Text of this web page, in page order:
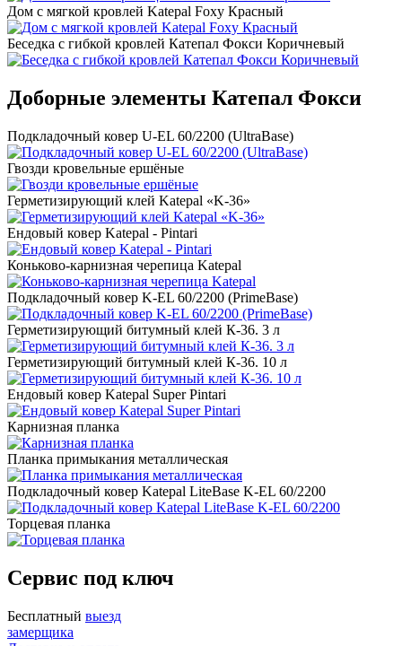
Дом с мягкой кровлей Katepal Foxy Красный
Беседка с гибкой кровлей Катепал Фокси Коричневый
Доборные элементы Катепал Фокси
Подкладочный ковер U-EL 60/2200 (UltraBase)
Гвозди кровельные ершёные
Герметизирующий клей Katepal «K-36»
Ендовый ковер Katepal - Pintari
Коньково-карнизная черепица Katepal
Подкладочный ковер K-EL 60/2200 (PrimeBase)
Герметизирующий битумный клей К-36. 3 л
Герметизирующий битумный клей К-36. 10 л
Ендовый ковер Katepal Super Pintari
Карнизная планка
Планка примыкания металлическая
Подкладочный ковер Katepal LiteBase K-EL 60/2200
Торцевая планка
Сервис под ключ
Бесплатный выезд
замерщика